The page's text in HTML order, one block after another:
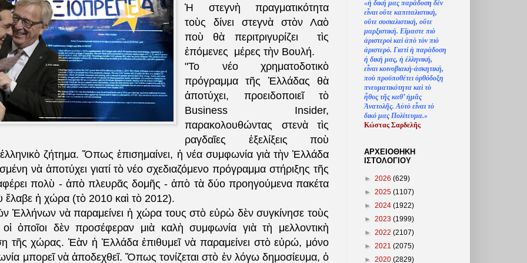
Ἡ στεγνὴ πραγματικότητα
τοὺς δίνει στεγνὰ στὸν Λαὸ
ποὺ θὰ περιτριγυρίζει τὶς
ἑπόμενες μέρες τὴν Βουλή.
"Το νέο χρηματοδοτικὸ
πρόγραμμα τῆς Ἑλλάδας θὰ
ἀποτύχει, προειδοποιεῖ τὸ
Βusiness Insider,
παρακολουθώντας στενὰ τὶς
ραγδαῖες ἐξελίξεις ποὺ
ζήτημα.Ὅπως ἐπισημαίνει, ἡ νέα συμφωνία γιὰ τὴν Ἑλλάδα
νὰ ἀποτύχει γιατί τὸ νέο σχεδιαζόμενο πρόγραμμα στήριξης τῆς
πολὺ - ἀπὸ πλευρᾶς δομῆς - ἀπὸ τὰ δύο προηγούμενα πακέτα
ἡ χώρα (τὸ 2010 καὶ τὸ 2012).
Ἑλλήνων νὰ παραμείνει ἡ χώρα τους στὸ εὐρὼ δὲν συγκίνησε τοὺς
ὁποῖοι δὲν προσέφεραν μιὰ καλὴ συμφωνία γιὰ τὴ μελλοντικὴ
τῆς χώρας.Ἐὰν ἡ Ἑλλάδα ἐπιθυμεῖ νὰ παραμείνει στὸ εὐρώ, μόνο
μπορεῖ νὰ ἀποδεχθεῖ. Ὅπως τονίζεται στὸ ἐν λόγω δημοσίευμα, ὁ
«ἡ δική μας παράδοση δὲν
εἶναι οὔτε καπιταλιστική,
οὔτε σοσιαλιστική, οὔτε
μαρξιστική. Εἴμαστε πιὸ
ἀριστεροὶ καὶ ἀπὸ τὸν πιὸ
ἀριστερό. Γιατίἡ παράδοση
ἡ δική μας, ἡ ἑλληνική,
εἶναι κοινοβιακὴ-ἀσκητική,
ποὺ προϋποθέτει ὀρθόδοξη
πνευματικότητα καὶ τὸ
ἦθος τῆς καθ’ἠμᾶς
Ἀνατολῆς. Αὐτὸ εἶναι τὸ
δικό μας Πολίτευμα.»
Κώστας Σαρδελῆς
ΑΡΧΕΙΟΘΗΚΗ
ΙΣΤΟΛΟΓΙΟΥ
► 2026 (629)
► 2025 (1107)
► 2024 (1922)
► 2023 (1999)
► 2022 (2107)
► 2021 (2075)
► 2020 (2829)